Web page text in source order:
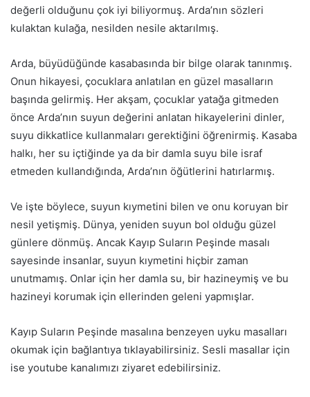
değerli olduğunu çok iyi biliyormuş. Arda’nın sözleri
kulaktan kulağa, nesilden nesile aktarılmış.
Arda, büyüdüğünde kasabasında bir bilge olarak tanınmış.
Onun hikayesi, çocuklara anlatılan en güzel masalların
başında gelirmiş. Her akşam, çocuklar yatağa gitmeden
önce Arda’nın suyun değerini anlatan hikayelerini dinler,
suyu dikkatlice kullanmaları gerektiğini öğrenirmiş. Kasaba
halkı, her su içtiğinde ya da bir damla suyu bile israf
etmeden kullandığında, Arda’nın öğütlerini hatırlarmış.
Ve işte böylece, suyun kıymetini bilen ve onu koruyan bir
nesil yetişmiş. Dünya, yeniden suyun bol olduğu güzel
günlere dönmüş. Ancak Kayıp Suların Peşinde masalı
sayesinde insanlar, suyun kıymetini hiçbir zaman
unutmamış. Onlar için her damla su, bir hazineymiş ve bu
hazineyi korumak için ellerinden geleni yapmışlar.
Kayıp Suların Peşinde masalına benzeyen uyku masalları
okumak için bağlantıya tıklayabilirsiniz. Sesli masallar için
ise youtube kanalımızı ziyaret edebilirsiniz.